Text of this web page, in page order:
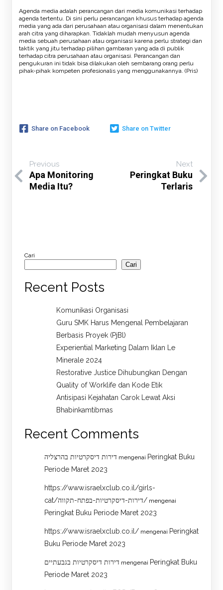
Agenda media adalah perancangan dari media komunikasi terhadap
agenda tertentu. Di sini perlu perancangan khusus terhadap agenda
media yang ada dari perusahaan atau organisasi dalam menentukan
arah citra yang diharapkan. Tidaklah mudah menyusun agenda
media sebuah perusahaan atau organisasi karena perlu strategi dan
taktik yang jitu terhadap pilihan gambaran yang ada di publik
terhadap citra perusahaan atau organisasi. Perancangan dan
pengukuran ini tidak bisa dilakukan oleh sembarang orang perlu
pihak-pihak kompeten profesionalis yang menggunakannya. (Pris)
Share on Facebook Share on Twitter
Previous
Apa Monitoring
Media Itu?
Next
Peringkat Buku
Terlaris
Cari
Cari
Recent Posts
Komunikasi Organisasi
Guru SMK Harus Mengenal Pembelajaran
Berbasis Proyek (PjBl)
Experiential Marketing Dalam Iklan Le
Minerale 2024
Restorative Justice Dihubungkan Dengan
Quality of Worklife dan Kode Etik
Antisipasi Kejahatan Carok Lewat Aksi
Bhabinkamtibmas
Recent Comments
דירות דיסקרטיות בהרצליה mengenai Peringkat Buku
Periode Maret 2023
https://www.israelxclub.co.il/girls-
cat/דירות-דיסקרטיות-בפתח-תקווה/ mengenai
Peringkat Buku Periode Maret 2023
https://www.israelxclub.co.il/ mengenai Peringkat
Buku Periode Maret 2023
דירות דיסקרטיות בגבעתיים mengenai Peringkat Buku
Periode Maret 2023